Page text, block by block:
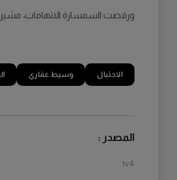
ورفضت السمسارة الاتهامات، مشيرة
الاحتيال وسيط عقاري
المصدر :
tv4